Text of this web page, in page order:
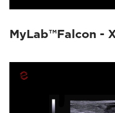
MyLab™Falcon -